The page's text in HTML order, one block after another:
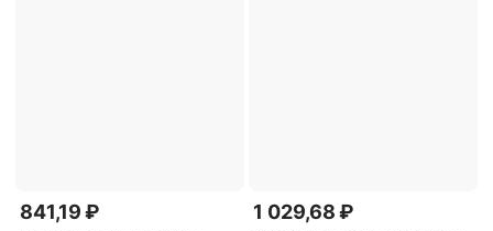
841,19 ₽ 1 029,68 ₽